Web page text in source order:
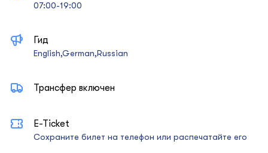
07:00-19:00
Гид
English,German,Russian
Трансфер включен
E-Ticket
Сохраните билет на телефон или распечатайте его